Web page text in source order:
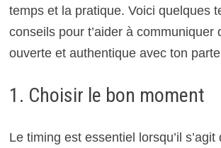
temps et la pratique. Voici quelques
conseils pour t’aider à communiquer
ouverte et authentique avec ton
1. Choisir le bon moment
Le timing est essentiel lorsqu’il s’agit